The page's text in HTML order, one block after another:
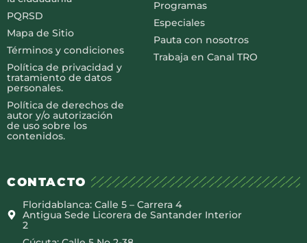
PQRSD
Mapa de Sitio
Términos y condiciones
Política de privacidad y
tratamiento de datos
personales.
Política de derechos de
autor y/o autorización
de uso sobre los
contenidos.
Programas
Especiales
Pauta con nosotros
Trabaja en Canal TRO
CONTACTO
Floridablanca: Calle 5 – Carrera 4
Antigua Sede Licorera de Santander Interior
2